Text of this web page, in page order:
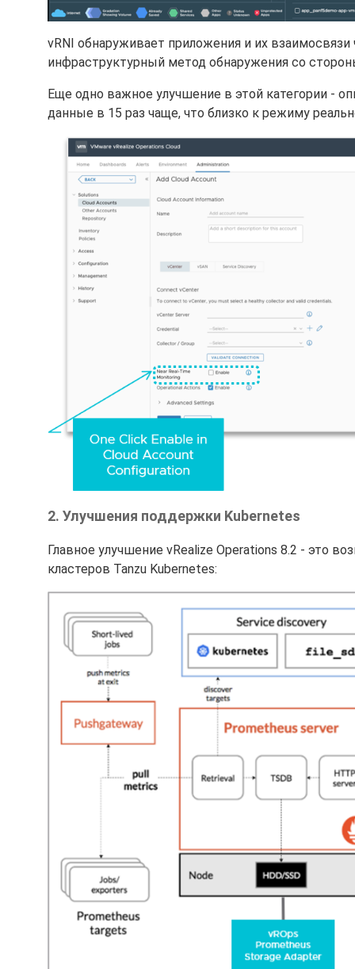
vRNI обнаруживает приложения и их
инфраструктурный метод обнаружения со
Еще одно важное улучшение в этой категории -
данные в 15 раз чаще, что близко к режиму
2. Улучшения поддержки Kubernetes
Главное улучшение vRealize Operations 8.2 - это
кластеров Tanzu Kubernetes: